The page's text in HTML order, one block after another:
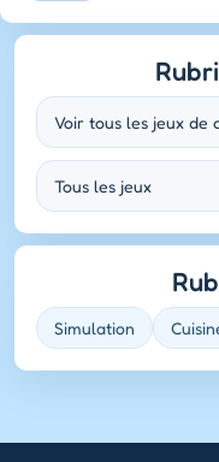
Voir tous les jeux de
Tous les jeux
Simulation